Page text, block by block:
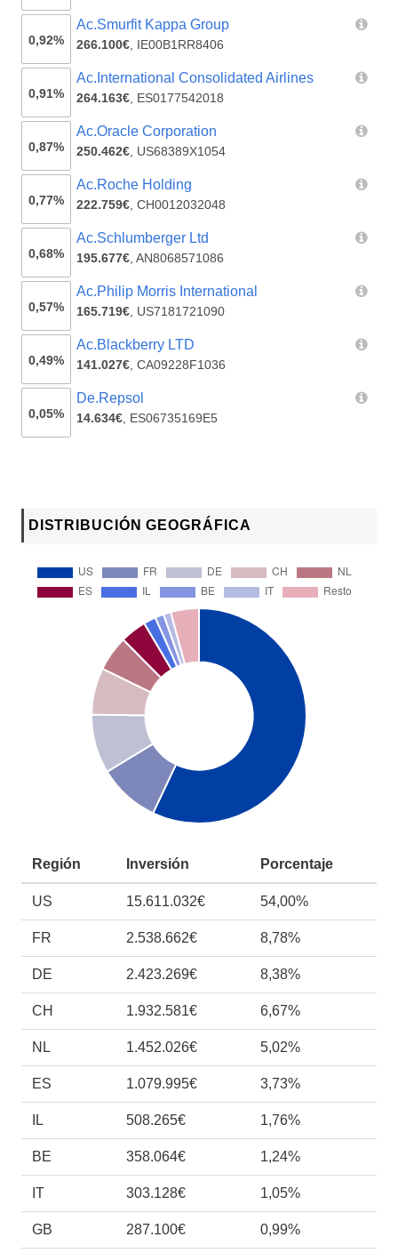
0,92%
Ac.Smurfit Kappa Group
266.100€, IE00B1RR8406
0,91%
Ac.International Consolidated Airlines
264.163€, ES0177542018
0,87%
Ac.Oracle Corporation
250.462€, US68389X1054
0,77%
Ac.Roche Holding
222.759€,CH0012032048
0,68%
Ac.Schlumberger Ltd
195.677€,AN8068571086
0,57%
Ac.Philip Morris International
165.719€, US7181721090
0,49%
Ac.Blackberry LTD
141.027€,CA09228F1036
0,05%
De.Repsol
14.634€, ES06735169E5
DISTRIBUCIÓN GEOGRÁFICA
Región Inversión Porcentaje
US 15.611.032€ 54,00%
FR 2.538.662€ 8,78%
DE 2.423.269€ 8,38%
CH 1.932.581€ 6,67%
NL 1.452.026€ 5,02%
ES 1.079.995€ 3,73%
IL 508.265€ 1,76%
BE 358.064€ 1,24%
IT 303.128€ 1,05%
GB 287.100€ 0,99%